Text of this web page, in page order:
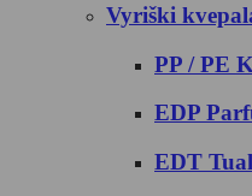
Vyriški
PP / PE
EDP
EDT